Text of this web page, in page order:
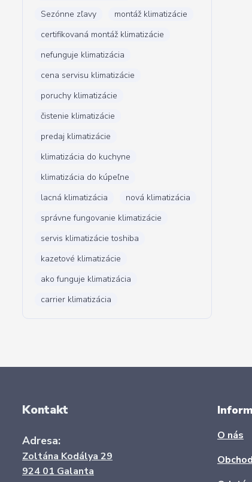
Sezónne zľavy
montáž klimatizácie
certifikovaná montáž klimatizácie
nefunguje klimatizácia
cena servisu klimatizácie
poruchy klimatizácie
čistenie klimatizácie
predaj klimatizácie
klimatizácia do kuchyne
klimatizácia do kúpeľne
lacná klimatizácia
nová klimatizácia
správne fungovanie klimatizácie
servis klimatizácie toshiba
kazetové klimatizácie
ako funguje klimatizácia
carrier klimatizácia
Kontakt
Adresa:
Zoltána Kodálya 29
924 01 Galanta
O nás